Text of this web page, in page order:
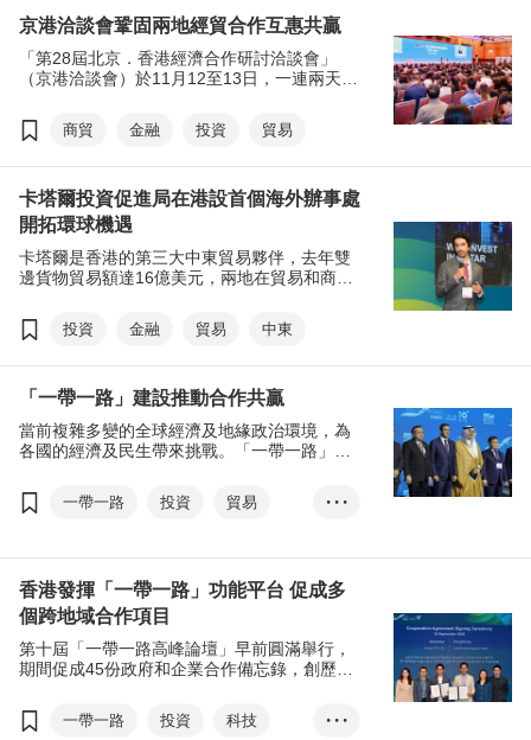
京港洽談會鞏固兩地經貿合作互惠共贏
「第28屆北京．香港經濟合作研討洽談會」
（京港洽談會）於11月12至13日，一連兩天假
攜手 聯通世界」為主題，匯聚逾800名來自北
京與香港的政府代表、商界領袖及業界人士，
及京港兩地重點合作項目簽約儀式，進一步鞏
固兩地經貿合作基礎。
商貿 金融 投資 貿易
卡塔爾投資促進局在港設首個海外辦事處
開拓環球機遇
卡塔爾是香港的第三大中東貿易夥伴，去年雙
邊貨物貿易額達16億美元，兩地在貿易和商業
發局）致力與中東不同的經貿機構合作，進一
步促進雙邊貿易與投資，當中包括與卡塔爾投
平台開拓亞洲以至環球市場，吸引國際資金。
投資 金融 貿易 中東
「一帶一路」建設推動合作共贏
當前複雜多變的全球經濟及地緣政治環境，為
各國的經濟及民生帶來挑戰。「一帶一路」倡
增長的重要引擎，為各國人民創造福祉。
一帶一路 投資
貿易
• • •
香港發揮「一帶一路」功能平台 促成多
個跨地域合作項目
第十屆「一帶一路高峰論壇」早前圓滿舉行，
期間促成45份政府和企業合作備忘錄，創歷史
論壇促成了不少「小而美」的跨地域民生項
目。
一帶一路 投資
科技
• • •